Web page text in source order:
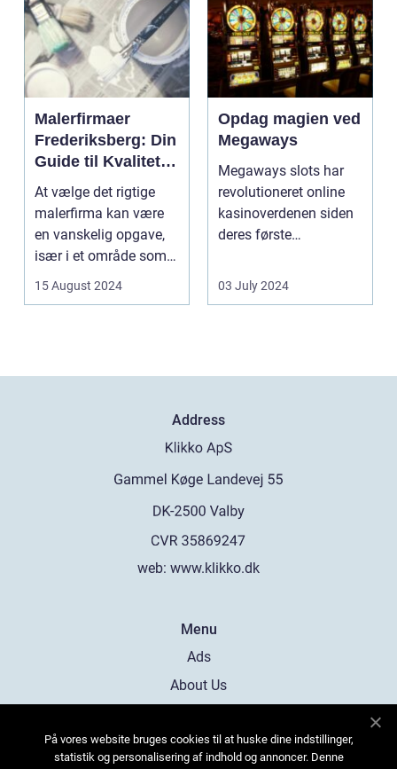
Malerfirmaer
Frederiksberg: Din
Guide til Kvalitet
og Service
At vælge det rigtige
malerfirma kan være
en vanskelig opgave,
især i et område som
Frederiksberg, hv...
15 August 2024
Opdag magien ved
Megaways
Megaways slots har
revolutioneret online
kasinoverdenen siden
deres første
spillea...
03 July 2024
Address
web: www.klikko.dk
Menu
Ads
About Us
Contact
På vores website bruges cookies til at huske dine indstillinger,
statistik og personalisering af indhold og annoncer. Denne